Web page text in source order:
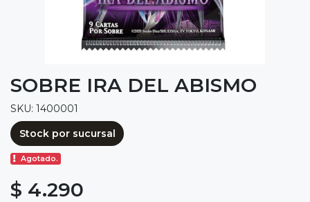
SOBRE IRA DEL ABISMO
SKU: 1400001
Stock por sucursal
Agotado.
$ 4.290